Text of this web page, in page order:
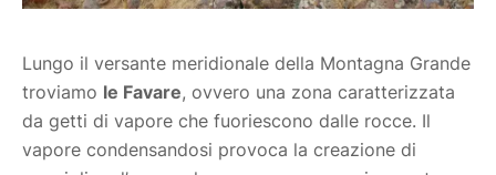
Lungo il versante meridionale della Montagna Grande
troviamo le Favare, ovvero una zona caratterizzata
da getti di vapore che fuoriescono dalle rocce. Il
vapore condensandosi provoca la creazione di